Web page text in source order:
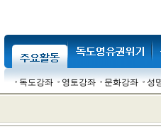
독도강좌 영토강좌 문화강좌 성